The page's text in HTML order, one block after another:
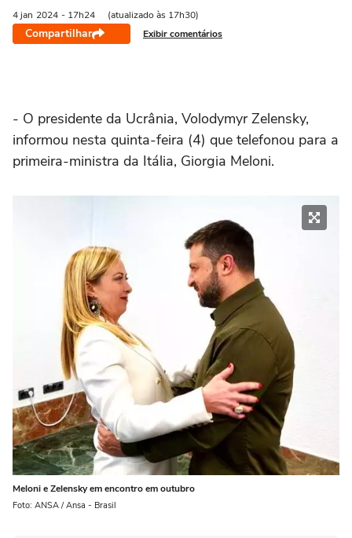
4 jan 2024 - 17h24 (atualizado às 17h30)
Compartilhar Exibir comentários
- O presidente da Ucrânia, Volodymyr Zelensky,
informou nesta quinta-feira (4) que telefonou para a
primeira-ministra da Itália, Giorgia Meloni.
Meloni e Zelensky em encontro em outubro
Foto: ANSA / Ansa - Brasil